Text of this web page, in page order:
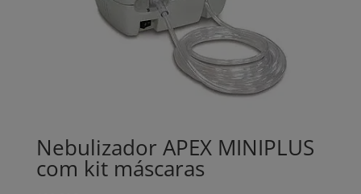
Nebulizador APEX MINIPLUS
com kit máscaras